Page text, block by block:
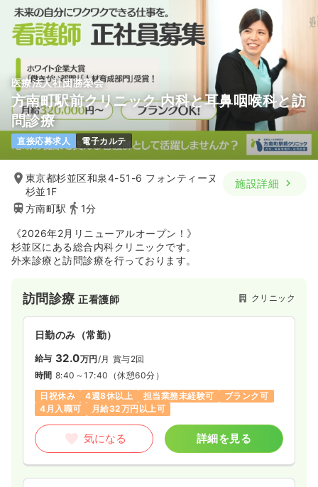
医療法人社団勝榮会
方南町駅前クリニック 内科と耳鼻咽喉科と訪
問診療
直接応募求人 電子カルテ
東京都杉並区和泉4-51-6 フォンティーヌ
杉並1F
方南町駅
1分
施設詳細
《2026年2月リニューアルオープン！》
杉並区にある総合内科クリニックです。
外来診療と訪問診療を行っております。
訪問診療正看護師 クリニック
日勤のみ（常勤）
給与 32.0万円 /月 賞与2回
時間 8:40～17:40 （休憩60分）
日祝休み
4週8休以上 担当業務未経験可
ブランク可
4月入職可
月給32万円以上可
気になる 詳細を見る